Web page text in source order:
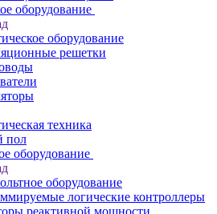
оборудование
оборудование
решетки
техника
пол
оборудование
оборудование
логические контроллеры
реактивной мощности